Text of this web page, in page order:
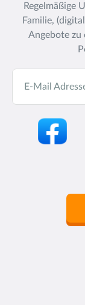
Regelmäßige
Familie,
Angebote zu
E-Mail